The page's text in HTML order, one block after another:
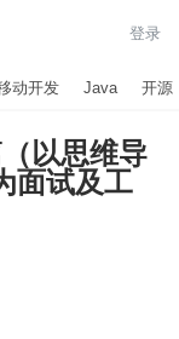
登录
动开发 Java 开源
以思维导
面试及工